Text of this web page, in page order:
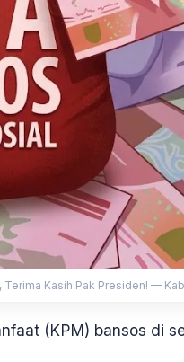
Terima Kasih Pak Presiden! —
(KPM) bansos di